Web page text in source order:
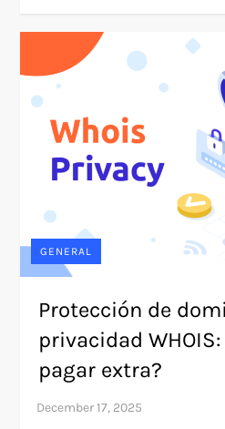
GENERAL
Protección de
privacidad
pagar extra?